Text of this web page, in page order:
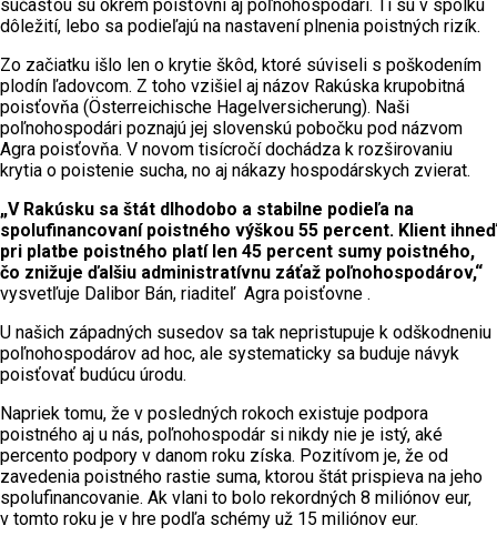
súčasťou sú okrem poisťovní aj poľnohospodári. Tí sú v spolku
dôležití, lebo sa podieľajú na nastavení plnenia poistných rizík.
Zo začiatku išlo len o krytie škôd, ktoré súviseli s poškodením
plodín ľadovcom. Z toho vzišiel aj názov Rakúska krupobitná
poisťovňa (Österreichische Hagelversicherung). Naši
poľnohospodári poznajú jej slovenskú pobočku pod názvom
Agra poisťovňa. V novom tisícročí dochádza k rozširovaniu
krytia o poistenie sucha, no aj nákazy hospodárskych zvierat.
„V Rakúsku sa štát dlhodobo a stabilne podieľa na
spolufinancovaní poistného výškou 55 percent. Klient ihneď
pri platbe poistného platí len 45 percent sumy poistného,
čo znižuje ďalšiu administratívnu záťaž poľnohospodárov,“
vysvetľuje Dalibor Bán, riaditeľ Agra poisťovne .
U našich západných susedov sa tak nepristupuje k odškodneniu
poľnohospodárov ad hoc, ale systematicky sa buduje návyk
poisťovať budúcu úrodu.
Napriek tomu, že v posledných rokoch existuje podpora
poistného aj u nás, poľnohospodár si nikdy nie je istý, aké
percento podpory v danom roku získa. Pozitívom je, že od
zavedenia poistného rastie suma, ktorou štát prispieva na jeho
spolufinancovanie. Ak vlani to bolo rekordných 8 miliónov eur,
v tomto roku je v hre podľa schémy už 15 miliónov eur.